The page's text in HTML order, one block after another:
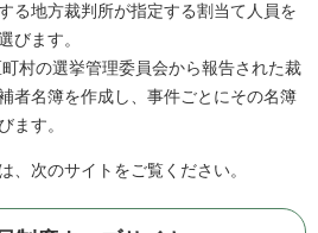
る地方裁判所が指定する割当て人員を
びます。
村の選挙管理委員会から報告された裁
者名簿を作成し、事件ごとにその名簿
ます。
次のサイトをご覧ください。